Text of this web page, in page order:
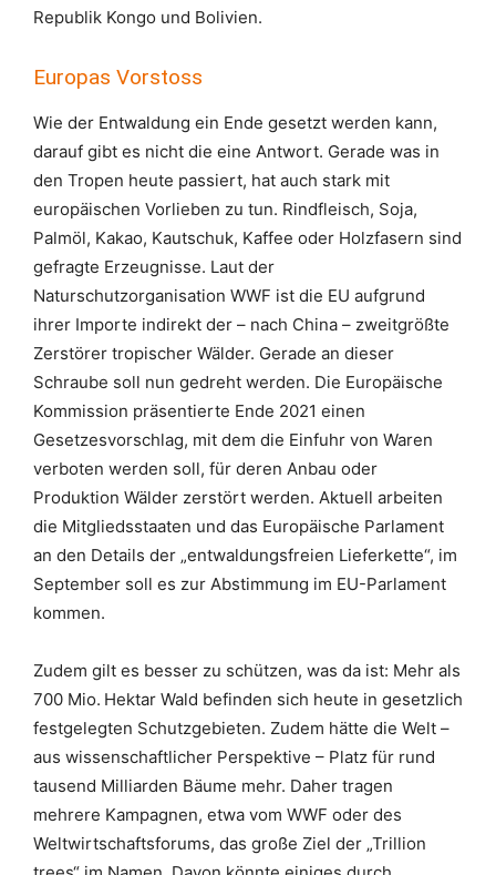
Republik Kongo und Bolivien.
Europas Vorstoss
Wie der Entwaldung ein Ende gesetzt werden kann,
darauf gibt es nicht die eine Antwort. Gerade was in
den Tropen heute passiert, hat auch stark mit
europäischen Vorlieben zu tun. Rindfleisch, Soja,
Palmöl, Kakao, Kautschuk, Kaffee oder Holzfasern sind
gefragte Erzeugnisse. Laut der
Naturschutzorganisation WWF ist die EU aufgrund
ihrer Importe indirekt der – nach China – zweitgrößte
Zerstörer tropischer Wälder. Gerade an dieser
Schraube soll nun gedreht werden. Die Europäische
Kommission präsentierte Ende 2021 einen
Gesetzesvorschlag, mit dem die Einfuhr von Waren
verboten werden soll, für deren Anbau oder
Produktion Wälder zerstört werden. Aktuell arbeiten
die Mitgliedsstaaten und das Europäische Parlament
an den Details der „entwaldungsfreien Lieferkette“, im
September soll es zur Abstimmung im EU-Parlament
kommen.
Zudem gilt es besser zu schützen, was da ist: Mehr als
700 Mio. Hektar Wald befinden sich heute in gesetzlich
festgelegten Schutzgebieten. Zudem hätte die Welt –
aus wissenschaftlicher Perspektive – Platz für rund
tausend Milliarden Bäume mehr. Daher tragen
mehrere Kampagnen, etwa vom WWF oder des
Weltwirtschaftsforums, das große Ziel der „Trillion